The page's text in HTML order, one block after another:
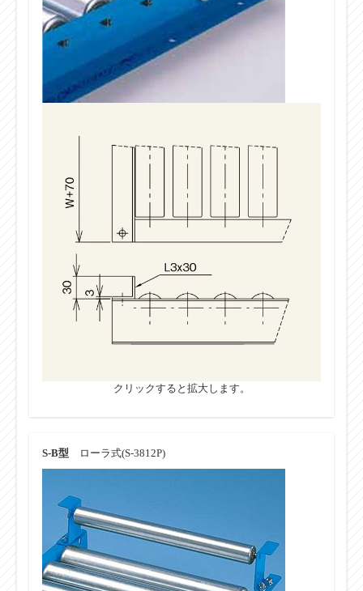
クリックすると拡大します。
S-B型 ローラ式(S-3812P)